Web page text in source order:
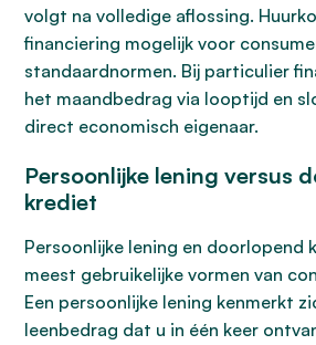
volgt na volledige aflossing.
financiering mogelijk voor
standaardnormen. Bij particulier
het maandbedrag via looptijd en
direct economisch eigenaar.
Persoonlijke lening versus
krediet
Persoonlijke lening en doorlopend
meest gebruikelijke vormen van
Een persoonlijke lening kenmerkt
leenbedrag dat u in één keer